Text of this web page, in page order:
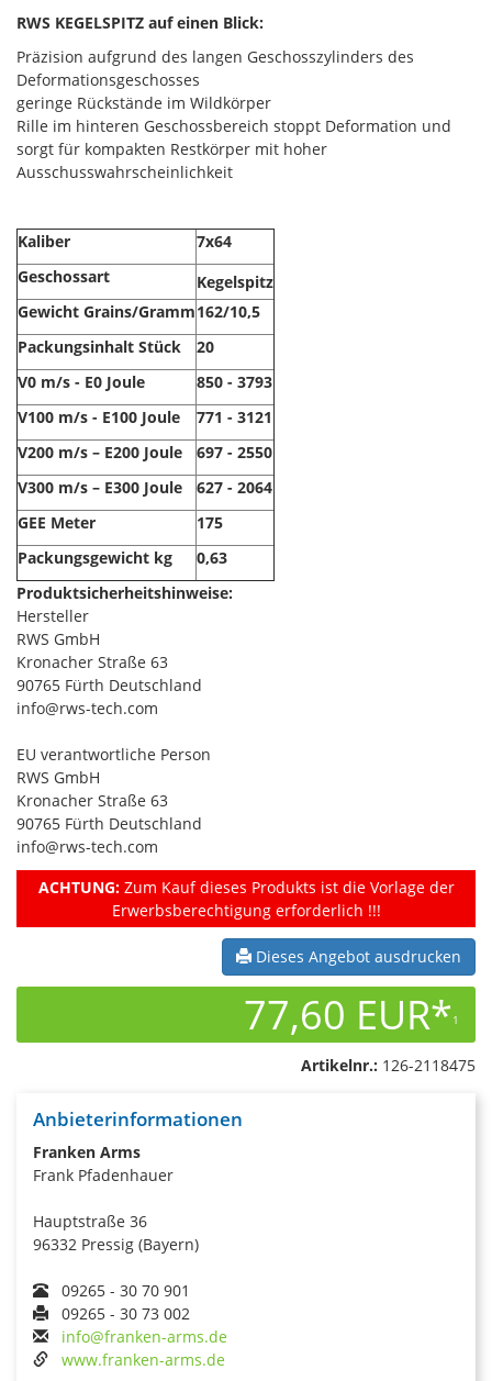
RWS KEGELSPITZ auf einen Blick:
Präzision aufgrund des langen Geschosszylinders des
Deformationsgeschosses
geringe Rückstände im Wildkörper
Rille im hinteren Geschossbereich stoppt Deformation und
sorgt für kompakten Restkörper mit hoher
Ausschusswahrscheinlichkeit
Kaliber
7x64
Geschossart
Kegelspitz
Gewicht Grains/Gramm162/10,5
Packungsinhalt Stück
20
V0 m/s - E0 Joule
850 - 3793
V100 m/s - E100 Joule
771 - 3121
V200 m/s – E200 Joule
697 - 2550
V300 m/s – E300 Joule
627 - 2064
GEE Meter
175
Packungsgewicht kg
0,63
Produktsicherheitshinweise:
Hersteller
RWS GmbH
Kronacher Straße 63
90765 Fürth Deutschland
info@rws-tech.com
EU verantwortliche Person
RWS GmbH
Kronacher Straße 63
90765 Fürth Deutschland
info@rws-tech.com
ACHTUNG:Zum Kauf dieses Produkts ist die Vorlage der
Erwerbsberechtigung erforderlich !!!
Dieses Angebot ausdrucken
77,60 EUR*1
Artikelnr.: 126-2118475
Anbieterinformationen
Franken Arms
Frank Pfadenhauer
Hauptstraße 36
96332 Pressig (Bayern)
09265 - 30 70 901
09265 - 30 73 002
info@franken-arms.de
www.franken-arms.de